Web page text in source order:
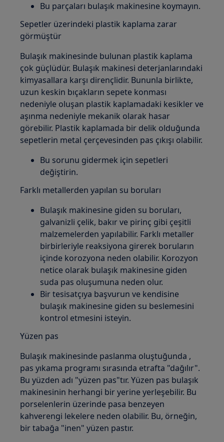
Bu parçaları bulaşık makinesine koymayın.
Sepetler üzerindeki plastik kaplama zarar
görmüştür
Bulaşık makinesinde bulunan plastik kaplama
çok güçlüdür. Bulaşık makinesi deterjanlarındaki
kimyasallara karşı dirençlidir. Bununla birlikte,
uzun keskin bıçakların sepete konması
nedeniyle oluşan plastik kaplamadaki kesikler ve
aşınma nedeniyle mekanik olarak hasar
görebilir. Plastik kaplamada bir delik olduğunda
sepetlerin metal çerçevesinden pas çıkışı olabilir.
Bu sorunu gidermek için sepetleri
değiştirin.
Farklı metallerden yapılan su boruları
Bulaşık makinesine giden su boruları,
galvanizli çelik, bakır ve pirinç gibi çeşitli
malzemelerden yapılabilir. Farklı metaller
birbirleriyle reaksiyona girerek boruların
içinde korozyona neden olabilir. Korozyon
netice olarak bulaşık makinesine giden
suda pas oluşumuna neden olur.
Bir tesisatçıya başvurun ve kendisine
bulaşık makinesine giden su beslemesini
kontrol etmesini isteyin.
Yüzen pas
Bulaşık makinesinde paslanma oluştuğunda ,
pas yıkama programı sırasında etrafta "dağılır".
Bu yüzden adı "yüzen pas"tır. Yüzen pas bulaşık
makinesinin herhangi bir yerine yerleşebilir. Bu
porselenlerin üzerinde pasa benzeyen
kahverengi lekelere neden olabilir. Bu, örneğin,
bir tabağa "inen" yüzen pastır.